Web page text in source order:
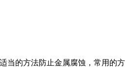
当的方法防止金属腐蚀，常用的方